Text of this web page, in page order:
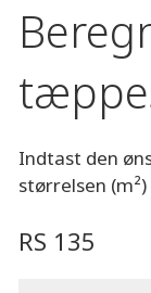
Indtast den
størrelsen
RS 135